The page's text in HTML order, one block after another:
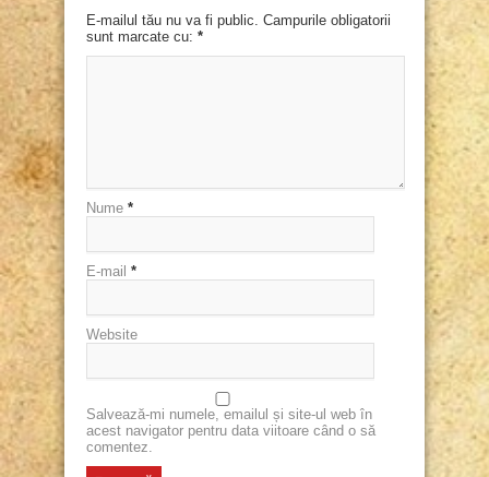
E-mailul tău nu va fi public. Campurile obligatorii
sunt marcate cu: *
Nume *
E-mail *
Website
Salvează-mi numele, emailul și site-ul web în
acest navigator pentru data viitoare când o să
comentez.